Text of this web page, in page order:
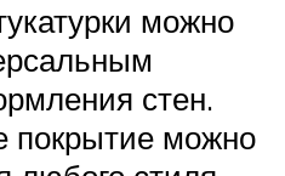
можно
стен.
покрытие можно